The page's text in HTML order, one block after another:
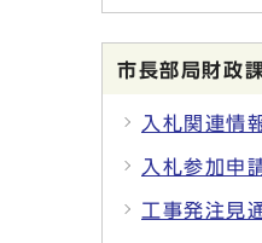
市長部局財政
入札関連情
入札参加申
工事発注見